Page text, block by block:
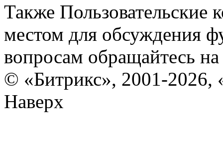
Также Пользовательские
местом для обсуждения
вопросам обращайтесь
© «Битрикс», 2001-2026,
Наверх